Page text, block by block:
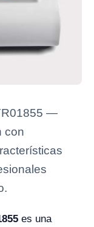
—
con
es una